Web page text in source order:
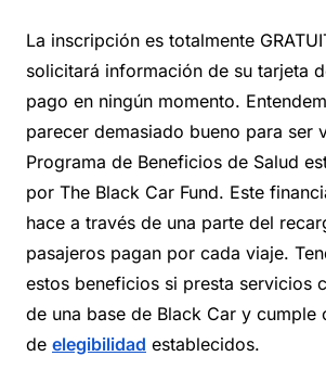
La inscripción es totalmente
solicitará información de su tarjeta
pago en ningún momento.
parecer demasiado bueno para ser
Programa de Beneficios de Salud
por The Black Car Fund. Este
hace a través de una parte del
pasajeros pagan por cada viaje.
estos beneficios si presta servicios
de una base de Black Car y cumple
de elegibilidad establecidos.